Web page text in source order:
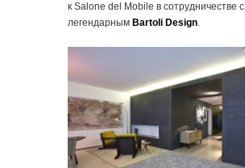
к Salone del Mobile в сотрудничестве с
легендарным Bartoli Design.